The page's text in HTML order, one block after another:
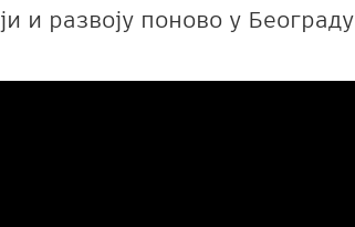
и развоју поново у Београду